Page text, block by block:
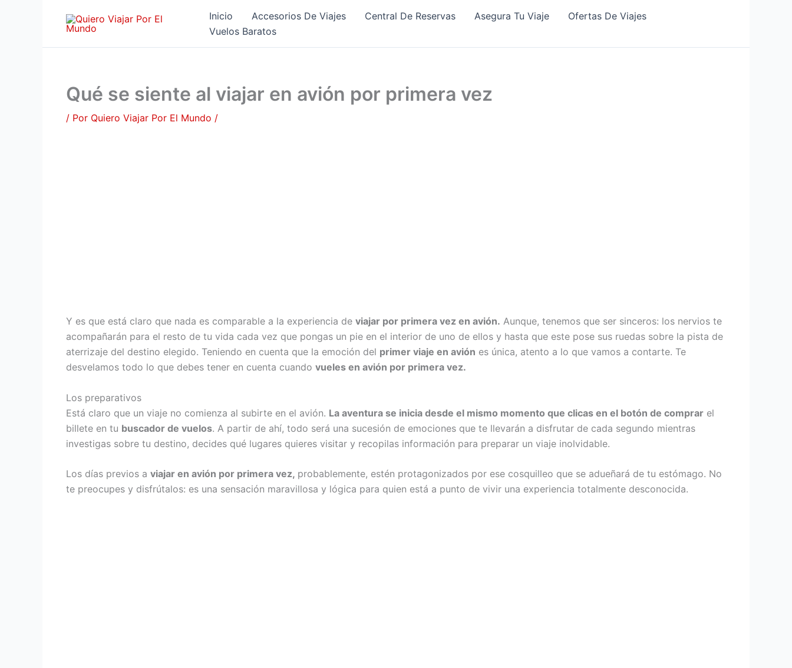
Inicio Accesorios De Viajes Central De Reservas Asegura Tu Viaje
Ofertas De Viajes
Vuelos Baratos
Qué se siente al viajar en avión por primera vez
/ Por Quiero Viajar Por El Mundo /
Y es que está claro que nada es comparable a la experiencia de viajar por primera vez en avión. Aunque, tenemos que ser sinceros: los nervios te
acompañarán para el resto de tu vida cada vez que pongas un pie en el interior de uno de ellos y hasta que este pose sus ruedas sobre la pista de
aterrizaje del destino elegido. Teniendo en cuenta que la emoción del primer viaje en avión es única, atento a lo que vamos a contarte. Te
desvelamos todo lo que debes tener en cuenta cuando vueles en avión por primera vez.
Los preparativos
Está claro que un viaje no comienza al subirte en el avión. La aventura se inicia desde el mismo momento que clicas en el botón de comprar el
billete en tu buscador de vuelos. A partir de ahí, todo será una sucesión de emociones que te llevarán a disfrutar de cada segundo mientras
investigas sobre tu destino, decides qué lugares quieres visitar y recopilas información para preparar un viaje inolvidable.
Los días previos a viajar en avión por primera vez, probablemente, estén protagonizados por ese cosquilleo que se adueñará de tu estómago. No
te preocupes y disfrútalos: es una sensación maravillosa y lógica para quien está a punto de vivir una experiencia totalmente desconocida.